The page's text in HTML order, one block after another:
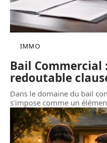
IMMO
Bail
redoutable
Dans le domaine du bail
s'impose comme un